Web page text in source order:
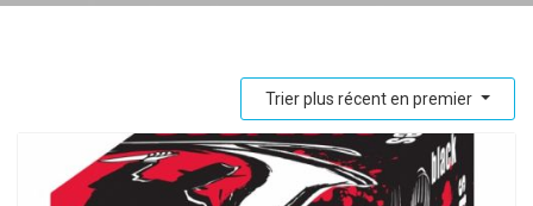
Trier plus récent en premier